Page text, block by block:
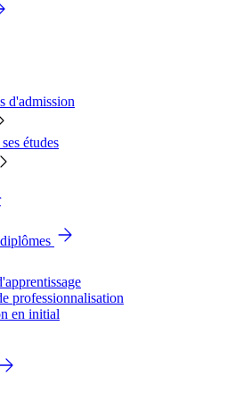
d'admission
études
professionnalisation
en initial